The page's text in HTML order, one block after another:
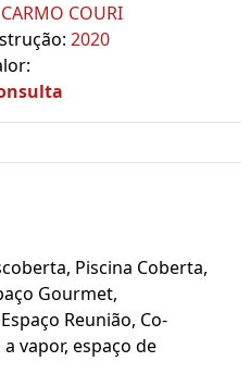
CARMO COURI
2020
Piscina Coberta,
Gourmet,
Reunião, Co-
vapor, espaço de